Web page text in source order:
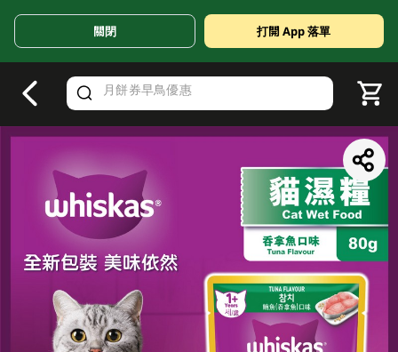
Valid Until 30 June 2026
關閉 打開 App 落單